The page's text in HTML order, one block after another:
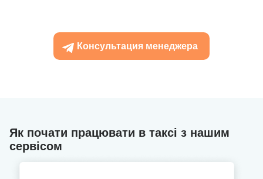
Консультация менеджера
Як почати працювати в таксі з нашим
сервісом